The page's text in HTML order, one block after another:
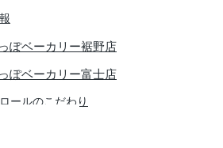
ぽベーカリー裾野店
ぽベーカリー富士店
ールのこだわり